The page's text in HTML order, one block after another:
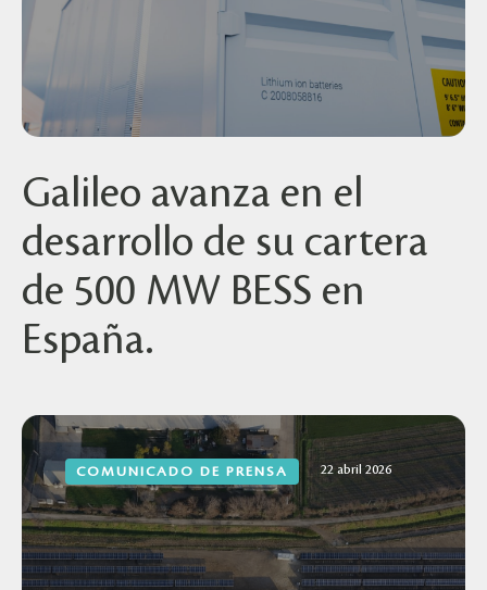
Galileo avanza en el
desarrollo de su cartera
de 500 MW BESS en
España.
COMUNICADO DE PRENSA 22 abril 2026